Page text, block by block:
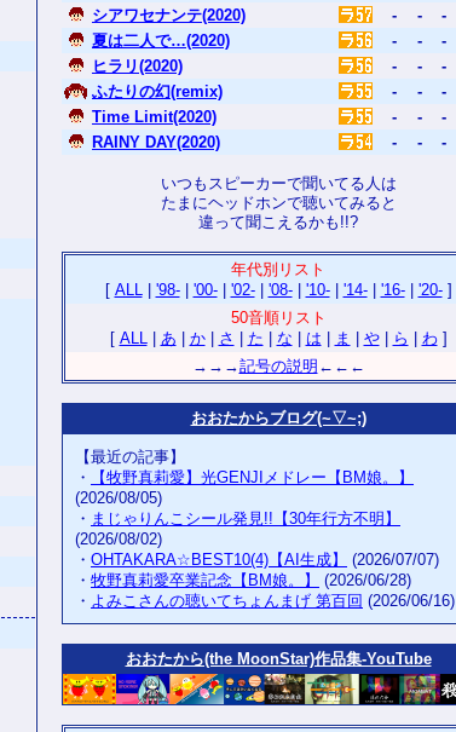
シアワセナンテ(2020)
- - -
夏は二人で…(2020)
- - -
ヒラリ(2020)
- - -
ふたりの幻(remix)
- - -
Time Limit(2020)
- - -
RAINY DAY(2020)
- - -
いつもスピーカーで聞いてる人は
たまにヘッドホンで聴いてみると
違って聞こえるかも!!?
年代別リスト
[ ALL| '98-| '00-| '02-| '08-| '10-| '14-| '16-| '20-]
50音順リスト
[ ALL| あ か| さ た な は ま や| ら わ]
→→→記号の説明 ←←←
おおたからブログ(~▽~;)
【最近の記事】
・
【牧野真莉愛】光GENJIメドレー【BM娘。】
(2026/08/05)
・ まじゃりんこシール発見!!【30年行方不明】
(2026/08/02)
・ OHTAKARA☆BEST10(4)【AI生成】
(2026/07/07)
・ 牧野真莉愛卒業記念【BM娘。】
(2026/06/28)
・ よみこさんの聴いてちょんまげ 第百回 (2026/06/16)
おおたから(the MoonStar)作品集‐YouTube